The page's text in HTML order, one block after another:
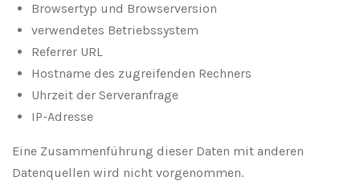
Browsertyp und Browserversion
verwendetes Betriebssystem
Referrer URL
Hostname des zugreifenden Rechners
Uhrzeit der Serveranfrage
IP-Adresse
Eine Zusammenführung dieser Daten mit anderen
Datenquellen wird nicht vorgenommen.